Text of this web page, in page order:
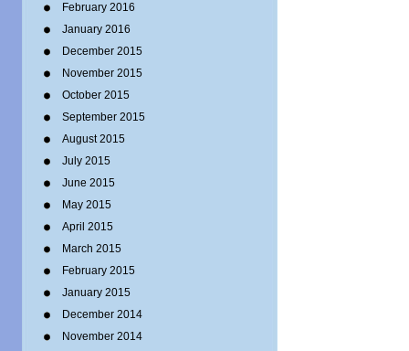
February 2016
January 2016
December 2015
November 2015
October 2015
September 2015
August 2015
July 2015
June 2015
May 2015
April 2015
March 2015
February 2015
January 2015
December 2014
November 2014